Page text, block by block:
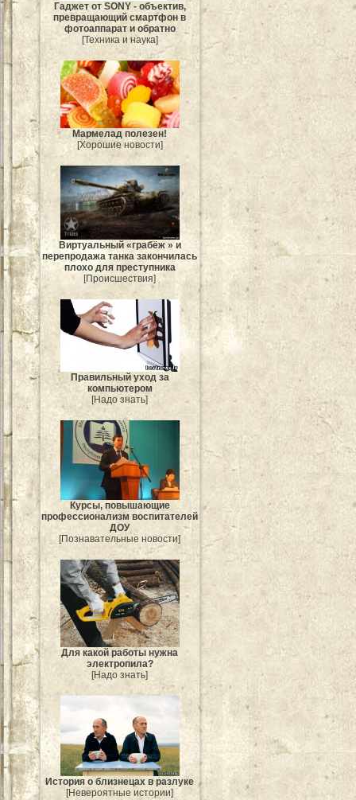
Гаджет от SONY - объектив,
превращающий смартфон в
фотоаппарат и обратно
[Техника и наука]
Мармелад полезен!
[Хорошие новости]
Виртуальный «грабёж » и
перепродажа танка закончилась
плохо для преступника
[Происшествия]
Правильный уход за
компьютером
[Надо знать]
Курсы, повышающие
профессионализм воспитателей
ДОУ
[Познавательные новости]
Для какой работы нужна
электропила?
[Надо знать]
История о близнецах в разлуке
[Невероятные истории]